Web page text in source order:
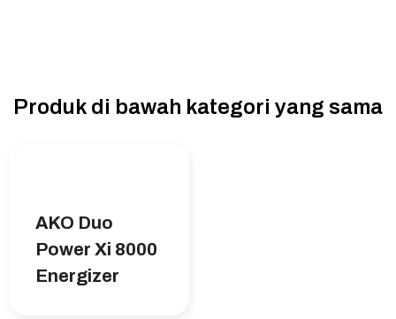
Produk di bawah kategori yang sama
AKO Duo
Power Xi 8000
Energizer